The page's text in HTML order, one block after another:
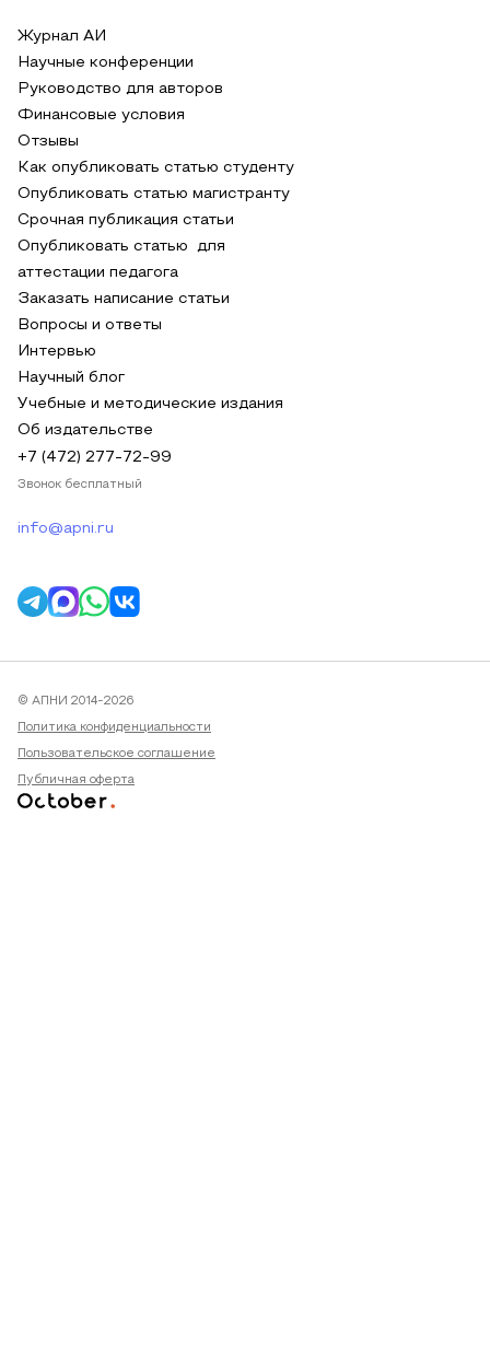
Журнал АИ
Научные конференции
Руководство для авторов
Финансовые условия
Отзывы
Как опубликовать статью студенту
Опубликовать статью магистранту
Срочная публикация статьи
Опубликовать статью для
аттестации педагога
Заказать написание статьи
Вопросы и ответы
Интервью
Научный блог
Учебные и методические издания
Об издательстве
+7 (472) 277-72-99
Звонок бесплатный
info@apni.ru
© АПНИ 2014-2026
Политика конфиденциальности
Пользовательское соглашение
Публичная оферта